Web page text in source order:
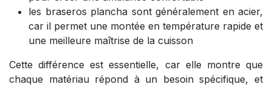
les braseros plancha sont généralement en acier,
car il permet une montée en température rapide et
une meilleure maîtrise de la cuisson
Cette différence est essentielle, car elle montre que
chaque matériau répond à un besoin spécifique, et